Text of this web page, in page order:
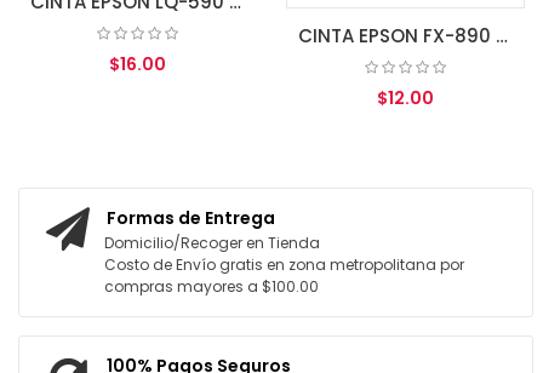
$16.00
CINTA EPSON FX-890 S015329
$12.00
Formas de Entrega
Domicilio/Recoger en Tienda
Costo de Envío gratis en zona metropolitana por
compras mayores a $100.00
100% Pagos Seguros